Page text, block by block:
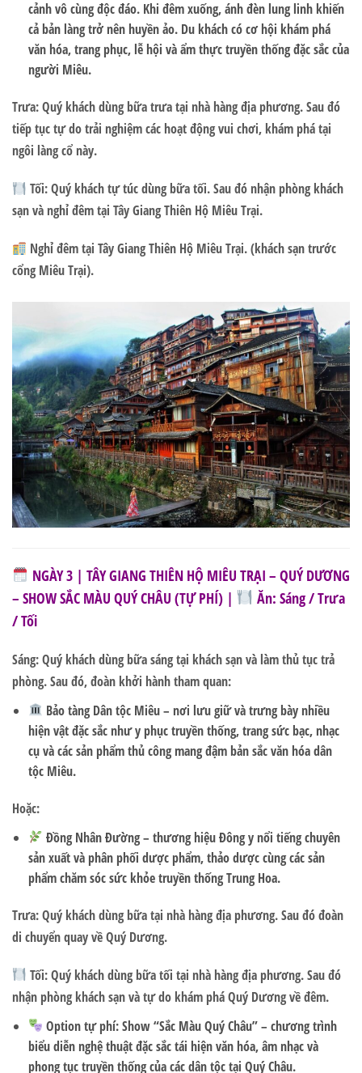
cảnh vô cùng độc đáo. Khi đêm xuống, ánh đèn lung linh khiến
cả bản làng trở nên huyền ảo. Du khách có cơ hội khám phá
văn hóa, trang phục, lễ hội và ẩm thực truyền thống đặc sắc của
người Miêu.
Trưa: Quý khách dùng bữa trưa tại nhà hàng địa phương. Sau đó
tiếp tục tự do trải nghiệm các hoạt động vui chơi, khám phá tại
ngôi làng cổ này.
Tối: Quý khách tự túc dùng bữa tối. Sau đó nhận phòng khách
sạn và nghỉ đêm tại Tây Giang Thiên Hộ Miêu Trại.
Nghỉ đêm tại Tây Giang Thiên Hộ Miêu Trại.(khách sạn trước
cổng Miêu Trại).
NGÀY 3 | TÂY GIANG THIÊN HỘ MIÊU TRẠI – QUÝ DƯƠNG
– SHOW SẮC MÀU QUÝ CHÂU (TỰ PHÍ) |
Ăn: Sáng / Trưa
/ Tối
Sáng: Quý khách dùng bữa sáng tại khách sạn và làm thủ tục trả
phòng. Sau đó, đoàn khởi hành tham quan:
Bảo tàng Dân tộc Miêu– nơi lưu giữ và trưng bày nhiều
hiện vật đặc sắc như y phục truyền thống, trang sức bạc, nhạc
cụ và các sản phẩm thủ công mang đậm bản sắc văn hóa dân
tộc Miêu.
Hoặc:
Đồng Nhân Đường– thương hiệu Đông y nổi tiếng chuyên
sản xuất và phân phối dược phẩm, thảo dược cùng các sản
phẩm chăm sóc sức khỏe truyền thống Trung Hoa.
Trưa: Quý khách dùng bữa tại nhà hàng địa phương. Sau đó đoàn
di chuyển quay về Quý Dương.
Tối: Quý khách dùng bữa tối tại nhà hàng địa phương. Sau đó
nhận phòng khách sạn và tự do khám phá Quý Dương về đêm.
Option tự phí: Show “Sắc Màu Quý Châu”– chương trình
biểu diễn nghệ thuật đặc sắc tái hiện văn hóa, âm nhạc và
phong tục truyền thống của các dân tộc tại Quý Châu.